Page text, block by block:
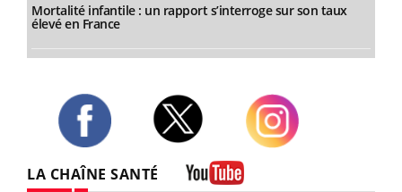
Mortalité infantile : un rapport s’interroge sur son taux
élevé en France